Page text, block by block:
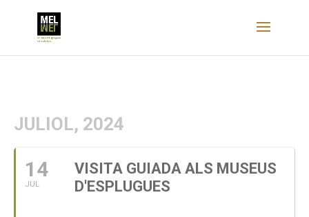
JULIOL, 2024
14
JUL
VISITA GUIADA ALS MUSEUS
D'ESPLUGUES